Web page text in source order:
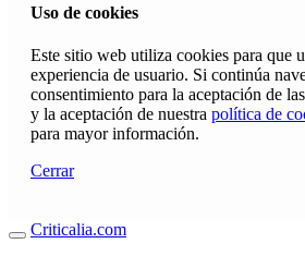
Uso de cookies
Este sitio web utiliza cookies para que
experiencia de usuario. Si continúa
consentimiento para la aceptación de
y la aceptación de nuestra política de
para mayor información.
Cerrar
Criticalia.com